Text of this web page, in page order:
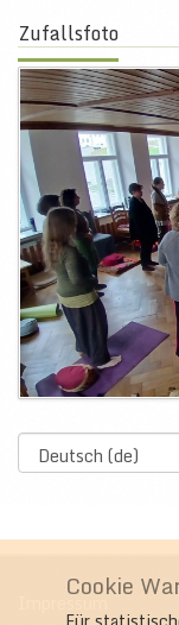
Zufallsfoto
Select
language
Cookie
Impressum